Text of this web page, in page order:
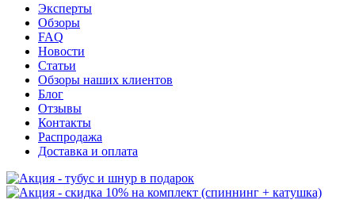
Эксперты
Обзоры
FAQ
Новости
Статьи
Обзоры наших клиентов
Блог
Отзывы
Контакты
Распродажа
Доставка и оплата